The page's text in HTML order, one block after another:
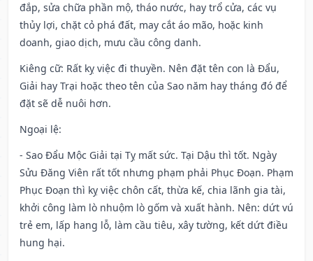
đắp, sửa chữa phần mộ, tháo nước, hay trổ cửa, các vụ
thủy lợi, chặt cỏ phá đất, may cắt áo mão, hoặc kinh
doanh, giao dịch, mưu cầu công danh.
Kiêng cữ: Rất kỵ việc đi thuyền. Nên đặt tên con là Đẩu,
Giải hay Trại hoặc theo tên của Sao năm hay tháng đó để
đặt sẽ dễ nuôi hơn.
Ngoại lệ:
- Sao Đẩu Mộc Giải tại Tỵ mất sức. Tại Dậu thì tốt. Ngày
Sửu Đăng Viên rất tốt nhưng phạm phải Phục Đoạn. Phạm
Phục Đoạn thì kỵ việc chôn cất, thừa kế, chia lãnh gia tài,
khởi công làm lò nhuộm lò gốm và xuất hành. Nên: dứt vú
trẻ em, lấp hang lỗ, làm cầu tiêu, xây tường, kết dứt điều
hung hại.